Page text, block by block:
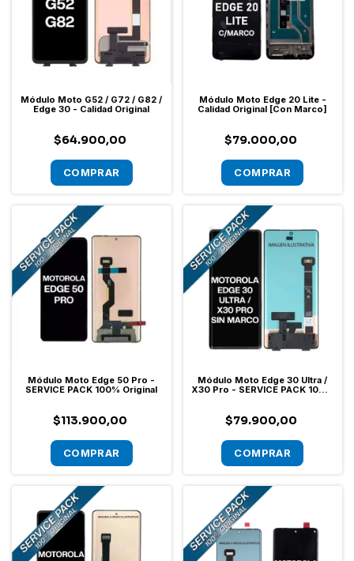
Módulo Moto G52 / G72 / G82 /
Edge 30 - Calidad Original
$64.900,00
Módulo Moto Edge 20 Lite -
Calidad Original [Con Marco]
$79.000,00
Módulo Moto Edge 50 Pro -
SERVICE PACK 100% Original
$113.900,00
Módulo Moto Edge 30 Ultra /
X30 Pro - SERVICE PACK 100%
$79.900,00